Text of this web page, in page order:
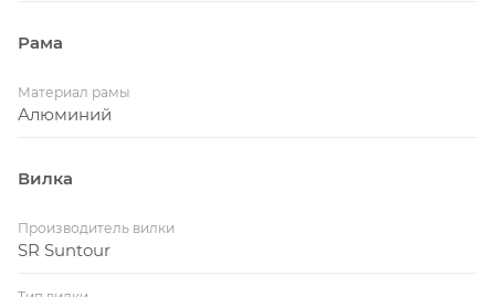
Рама
Материал рамы
Алюминий
Вилка
Производитель вилки
SR Suntour